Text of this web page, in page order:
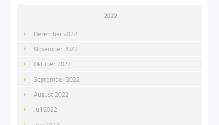
2022
Dezember 2022
November 2022
Oktober 2022
September 2022
August 2022
Juli 2022